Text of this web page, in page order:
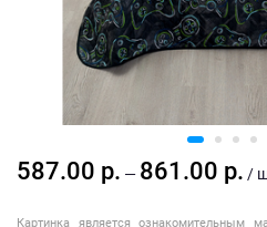
587.00 р. — 861.00 р. /
Картинка является ознакомительным